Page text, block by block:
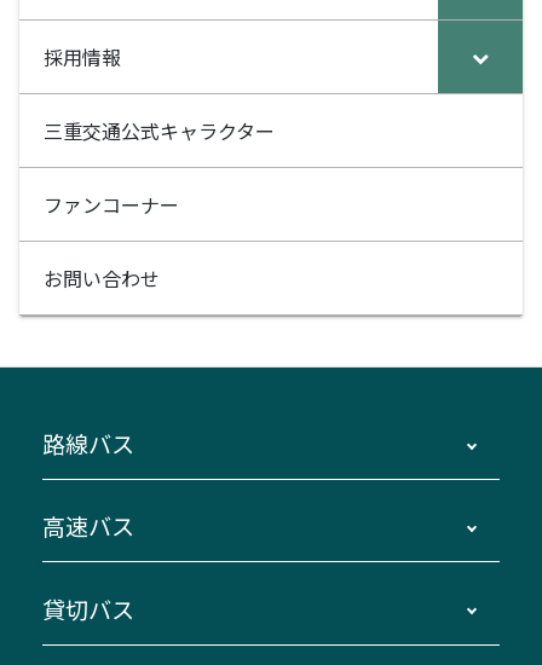
採用情報
三重交通公式キャラクター
ファンコーナー
お問い合わせ
路線バス
主要停留所案内図・時刻表
路線バスのご利用方法
高速バス
南紀・VISON～横浜・東京・埼玉
貸切バス